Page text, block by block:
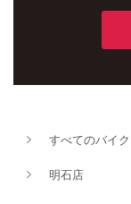
すべてのバイク
明石店